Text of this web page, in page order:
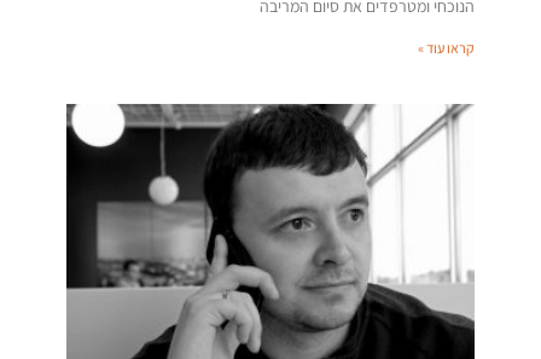
הנוכחי ומטרפדים את סיום המריבה
קראו עוד »